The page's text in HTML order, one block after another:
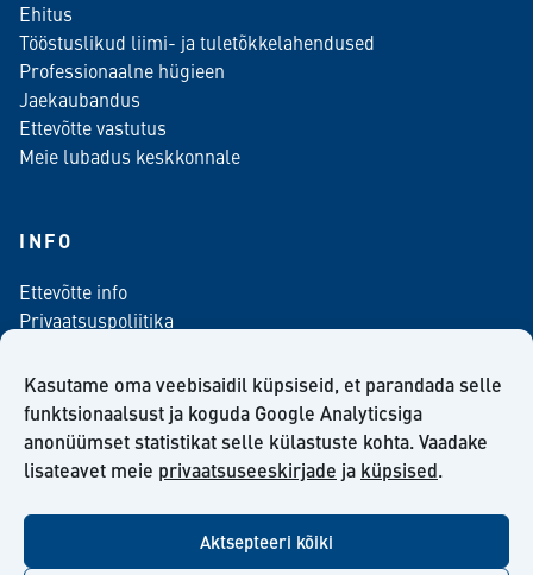
Kasutame oma veebisaidil küpsiseid, et parandada selle
funktsionaalsust ja koguda Google Analyticsiga
anonüümset statistikat selle külastuste kohta. Vaadake
lisateavet meie privaatsuseeskirjade ja küpsised.
Aktsepteeri kõiki
Ehitus
Tööstuslikud liimi- ja tuletõkkelahendused
Professionaalne hügieen
Jaekaubandus
Ettevõtte vastutus
Meie lubadus keskkonnale
INFO
Ettevõtte info
Privaatsuspoliitika
Meediale
Telli meie uudiskiri
Kiilto Eesti OÜ müügilepingu tingimused
youtube